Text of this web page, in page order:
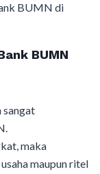
BUMN di
BUMN
sangat
maka
maupun ritel